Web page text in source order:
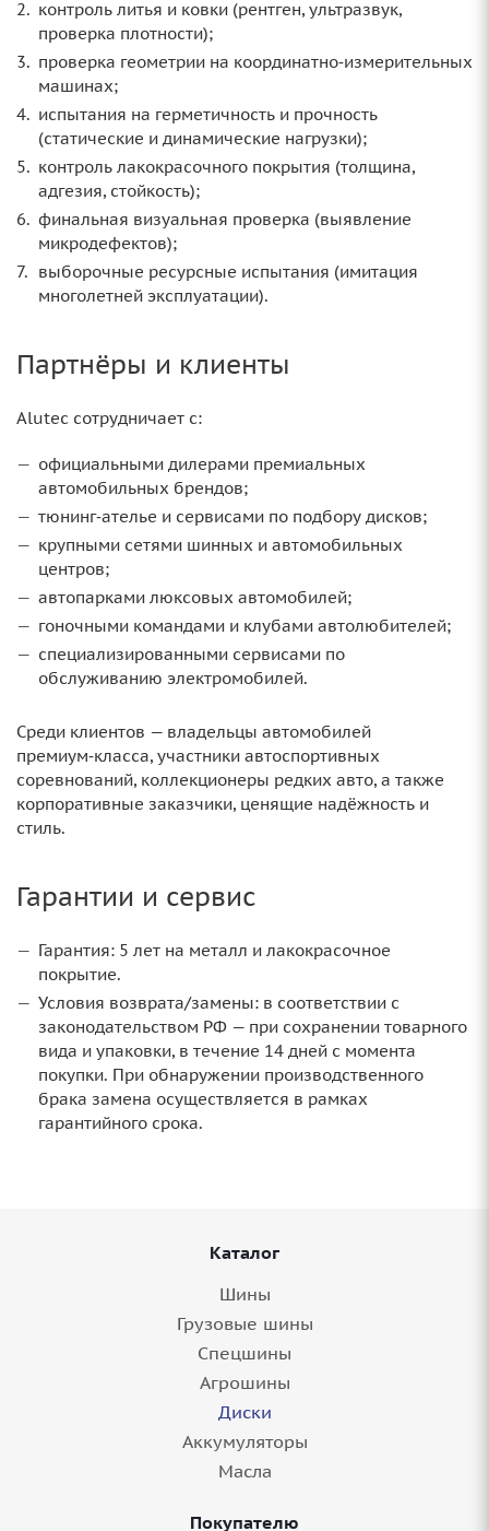
контроль литья и ковки (рентген, ультразвук,
проверка плотности);
проверка геометрии на координатно‑измерительных
машинах;
испытания на герметичность и прочность
(статические и динамические нагрузки);
контроль лакокрасочного покрытия (толщина,
адгезия, стойкость);
финальная визуальная проверка (выявление
микродефектов);
выборочные ресурсные испытания (имитация
многолетней эксплуатации).
Партнёры и клиенты
Alutec сотрудничает с:
официальными дилерами премиальных
автомобильных брендов;
тюнинг‑ателье и сервисами по подбору дисков;
крупными сетями шинных и автомобильных
центров;
автопарками люксовых автомобилей;
гоночными командами и клубами автолюбителей;
специализированными сервисами по
обслуживанию электромобилей.
Среди клиентов — владельцы автомобилей
премиум‑класса, участники автоспортивных
соревнований, коллекционеры редких авто, а также
корпоративные заказчики, ценящие надёжность и
стиль.
Гарантии и сервис
Гарантия: 5 лет на металл и лакокрасочное
покрытие.
Условия возврата/замены: в соответствии с
законодательством РФ — при сохранении товарного
вида и упаковки, в течение 14 дней с момента
покупки. При обнаружении производственного
брака замена осуществляется в рамках
гарантийного срока.
Каталог
Шины
Грузовые шины
Спецшины
Агрошины
Диски
Аккумуляторы
Масла
Покупателю